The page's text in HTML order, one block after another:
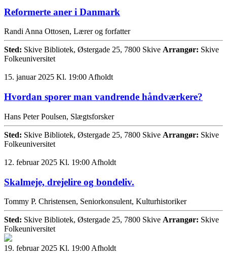
Reformerte aner i Danmark
Randi Anna Ottosen, Lærer og forfatter
Sted: Skive Bibliotek, Østergade 25, 7800 Skive Arrangør: Skive
Folkeuniversitet
15. januar 2025 Kl. 19:00Afholdt
Hvordan sporer man vandrende håndværkere?
Hans Peter Poulsen, Slægtsforsker
Sted: Skive Bibliotek, Østergade 25, 7800 Skive Arrangør: Skive
Folkeuniversitet
12. februar 2025 Kl. 19:00 Afholdt
Skalmeje, drejelire og bondeliv.
Tommy P. Christensen, Seniorkonsulent, Kulturhistoriker
Sted: Skive Bibliotek, Østergade 25, 7800 Skive Arrangør: Skive
Folkeuniversitet
19. februar 2025 Kl. 19:00 Afholdt